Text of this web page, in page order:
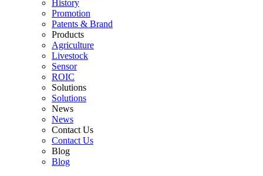
History
Promotion
Patents & Brand
Products
Agriculture
Livestock
Sensor
ROIC
Solutions
Solutions
News
News
Contact Us
Contact Us
Blog
Blog